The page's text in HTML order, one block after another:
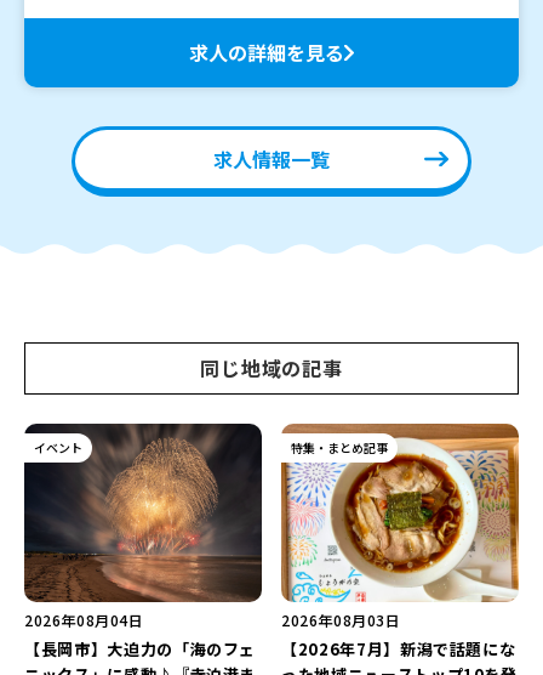
求人の詳細を見る
求人情報一覧
同じ地域の記事
イベント
2026年08月04日
【長岡市】大迫力の「海のフェ
特集・まとめ記事
2026年08月03日
【2026年7月】新潟で話題にな